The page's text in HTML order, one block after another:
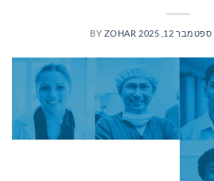
ספטמבר 12, 2025 BY ZOHAR